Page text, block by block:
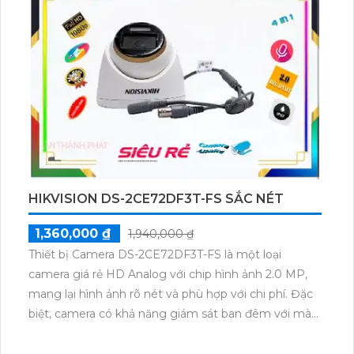
thông minh như nhận dạng khuôn mặt và theo dõi
chuyển động. Với thiết kế nhỏ gọn và dễ sử dụng,
đầu thu hình HD IP KX-CAi4K8108N2-I2 là lựa chọn
lý tưởng cho việc giám sát và bảo vệ tài sản quý giá.
HIKVISION DS-2CE72DF3T-FS SẮC NÉT
1,360,000 ₫
1,940,000 ₫
Thiết bị Camera DS-2CE72DF3T-FS là một loại
camera giá rẻ HD Analog với chip hình ảnh 2.0 MP,
mang lại hình ảnh rõ nét và phù hợp với chi phí. Đặc
biệt, camera có khả năng giám sát ban đêm với màu